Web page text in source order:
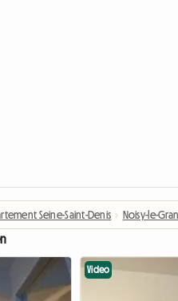
Seine-Saint-Denis › Noisy-le-
Video